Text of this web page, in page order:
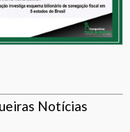
Notícias